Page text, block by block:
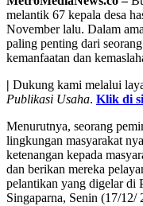
melantik 67 kepala desa
November lalu. Dalam
paling penting dari
kemanfaatan dan
| Dukung kami melalui
Publikasi Usaha. Klik di
Menurutnya, seorang
lingkungan masyarakat
ketenangan kepada
dan berikan mereka
pelantikan yang digelar di
Singaparna, Senin (17/12/